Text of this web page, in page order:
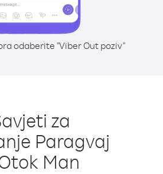
odaberite "Viber Out poziv"
za
Paragvaj
Man